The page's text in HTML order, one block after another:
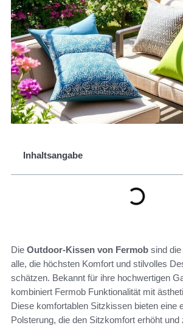
Inhaltsangabe
Die Outdoor-Kissen von Fermob sind
alle, die höchsten Komfort und stilvolles
schätzen. Bekannt für ihre hochwertigen
kombiniert Fermob Funktionalität mit
Diese komfortablen Sitzkissen bieten eine
Polsterung, die den Sitzkomfort erhöht